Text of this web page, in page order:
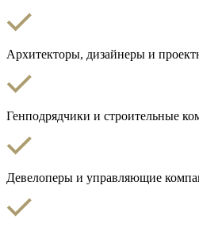
Архитекторы, дизайнеры и
Генподрядчики и строительные
Девелоперы и управляющие